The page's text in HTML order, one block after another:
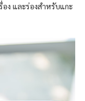
ง และร่องสำหรับแกะ